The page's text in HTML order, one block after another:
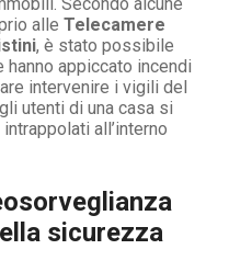
alle Telecamere
, è stato possibile
appiccato incendi
intervenire i vigili del
utenti di una casa si
all’interno
sicurezza